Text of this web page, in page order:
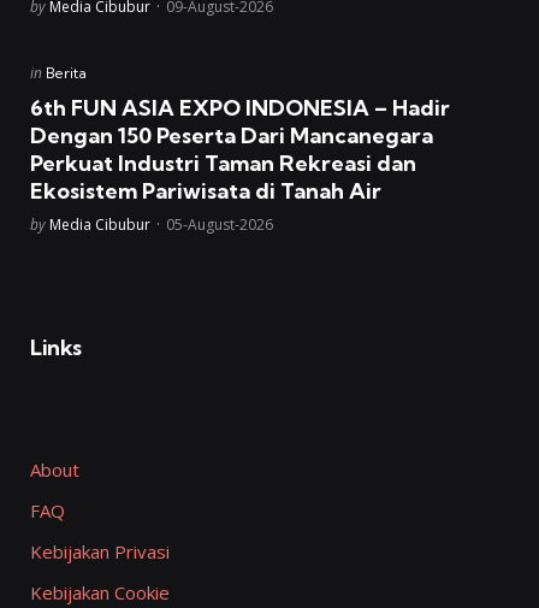
Posted
by Media Cibubur 09-August-2026
Posted
in Berita
6th FUN ASIA EXPO INDONESIA – Hadir
Dengan 150 Peserta Dari Mancanegara
Perkuat Industri Taman Rekreasi dan
Ekosistem Pariwisata di Tanah Air
Posted
by Media Cibubur 05-August-2026
Links
About
FAQ
Kebijakan Privasi
Kebijakan Cookie